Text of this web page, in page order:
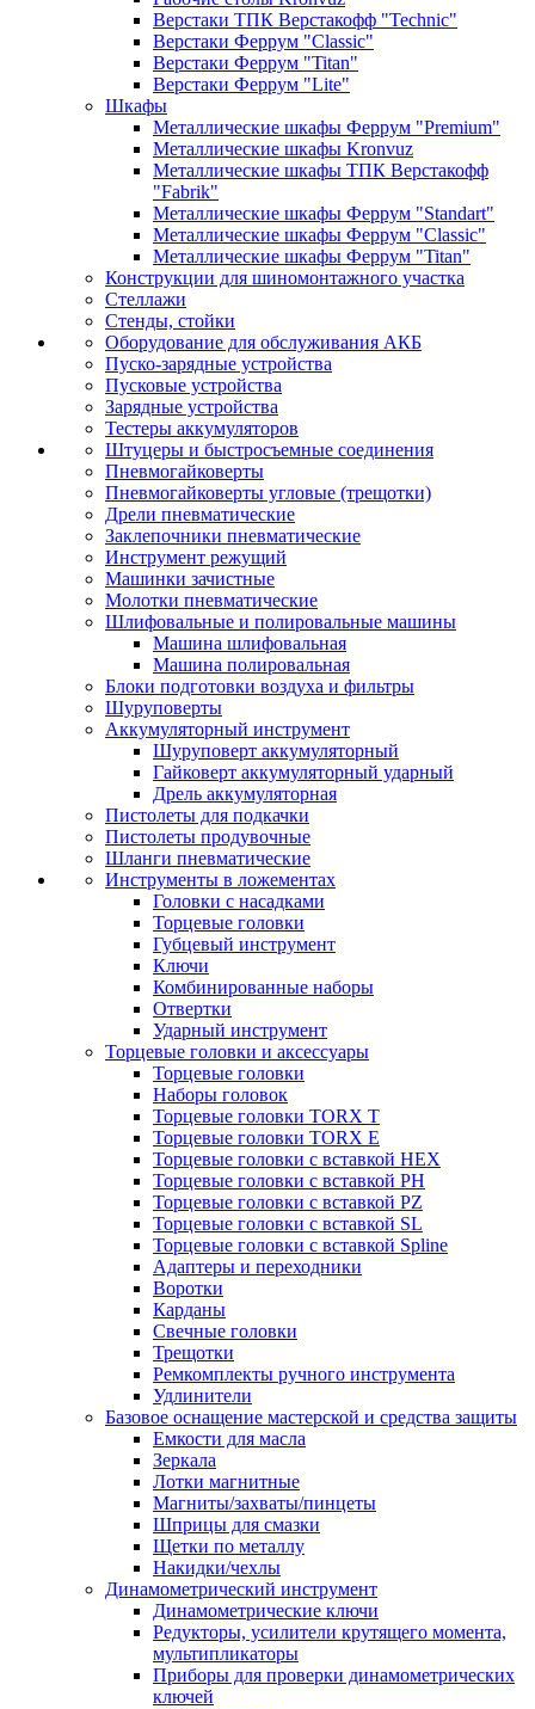
Верстаки ТПК Верстакофф "Technic"
Верстаки Феррум "Classic"
Верстаки Феррум "Titan"
Верстаки Феррум "Lite"
Шкафы
Металлические шкафы Феррум "Premium"
Металлические шкафы Kronvuz
Металлические шкафы ТПК Верстакофф
"Fabrik"
Металлические шкафы Феррум "Standart"
Металлические шкафы Феррум "Classic"
Металлические шкафы Феррум "Titan"
Конструкции для шиномонтажного участка
Стеллажи
Стенды, стойки
Оборудование для обслуживания АКБ
Пуско-зарядные устройства
Пусковые устройства
Зарядные устройства
Тестеры аккумуляторов
Штуцеры и быстросъемные соединения
Пневмогайковерты
Пневмогайковерты угловые (трещотки)
Дрели пневматические
Заклепочники пневматические
Инструмент режущий
Машинки зачистные
Молотки пневматические
Шлифовальные и полировальные машины
Машина шлифовальная
Машина полировальная
Блоки подготовки воздуха и фильтры
Шуруповерты
Аккумуляторный инструмент
Шуруповерт аккумуляторный
Гайковерт аккумуляторный ударный
Дрель аккумуляторная
Пистолеты для подкачки
Пистолеты продувочные
Шланги пневматические
Инструменты в ложементах
Головки с насадками
Торцевые головки
Губцевый инструмент
Ключи
Комбинированные наборы
Отвертки
Ударный инструмент
Торцевые головки и аксессуары
Торцевые головки
Наборы головок
Торцевые головки TORX T
Торцевые головки TORX Е
Торцевые головки с вставкой HEX
Торцевые головки с вставкой PH
Торцевые головки с вставкой PZ
Торцевые головки с вставкой SL
Торцевые головки с вставкой Spline
Адаптеры и переходники
Воротки
Карданы
Свечные головки
Трещотки
Ремкомплекты ручного инструмента
Удлинители
Базовое оснащение мастерской и средства защиты
Емкости для масла
Зеркала
Лотки магнитные
Магниты/захваты/пинцеты
Шприцы для смазки
Щетки по металлу
Накидки/чехлы
Динамометрический инструмент
Динамометрические ключи
Редукторы, усилители крутящего момента,
мультипликаторы
Приборы для проверки динамометрических
ключей